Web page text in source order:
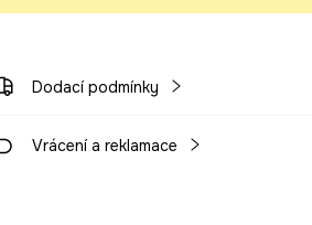
Dodací podmínky
Vrácení a reklamace